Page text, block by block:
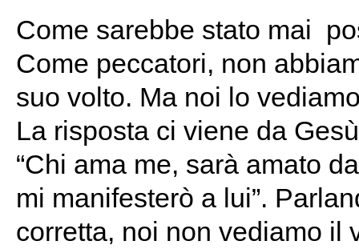
Come sarebbe stato mai
Come peccatori, non
suo volto. Ma noi lo
La risposta ci viene da
“Chi ama me, sarà amato
mi manifesterò a lui”.
corretta, noi non vediamo il